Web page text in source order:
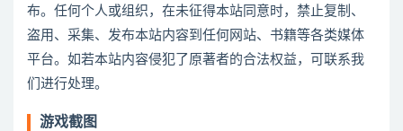
布。任何个人或组织，在未征得本站同意时，禁止复制、
盗用、采集、发布本站内容到任何网站、书籍等各类媒体
平台。如若本站内容侵犯了原著者的合法权益，可联系我
们进行处理。
游戏截图